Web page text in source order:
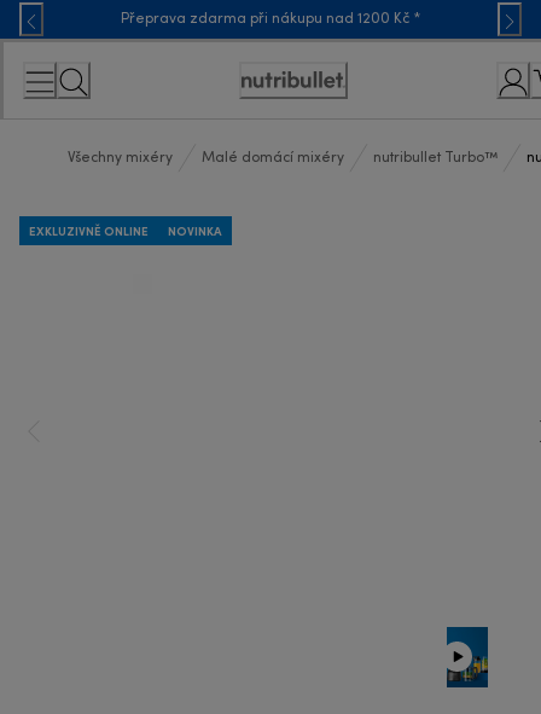
Skip
to
Content
Přeprava zdarma při nákupu nad 1200 Kč *
Accessibility
Všechny mixéry Malé domácí mixéry nutribullet Turbo™
EXKLUZIVNĚ ONLINE NOVINKA